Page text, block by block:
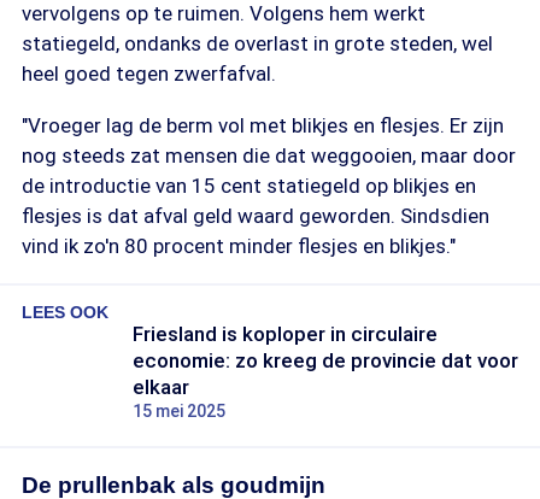
vervolgens op te ruimen. Volgens hem werkt
statiegeld, ondanks de overlast in grote steden, wel
heel goed tegen zwerfafval.
"Vroeger lag de berm vol met blikjes en flesjes. Er zijn
nog steeds zat mensen die dat weggooien, maar door
de introductie van 15 cent statiegeld op blikjes en
flesjes is dat afval geld waard geworden. Sindsdien
vind ik zo'n 80 procent minder flesjes en blikjes."
LEES OOK
Friesland is koploper in circulaire
economie: zo kreeg de provincie dat voor
elkaar
15 mei 2025
De prullenbak als goudmijn